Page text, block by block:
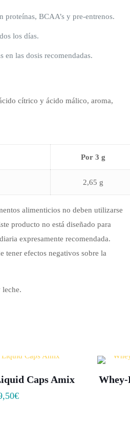
proteínas, BCAA’s y pre-entrenos.
los días.
en las dosis recomendadas.
cítrico y ácido málico, aroma,
Por 3 g
2,65 g
alimenticios no deben utilizarse
producto no está diseñado para
expresamente recomendada.
tener efectos negativos sobre la
leche.
Caps Amix
€
Whey-